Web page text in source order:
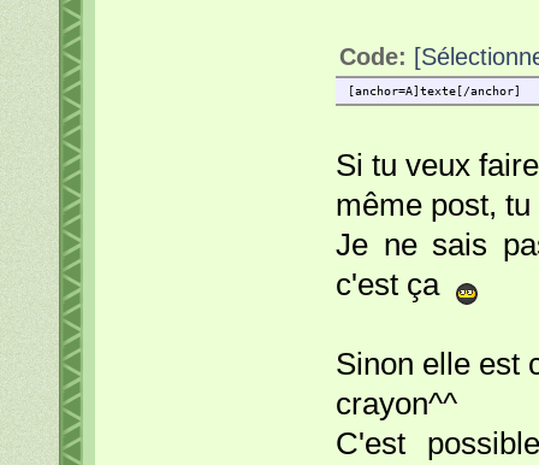
Code:
[anchor=A]texte[/anchor]
Si tu veux
même post,
Je ne sais
c'est ça
Sinon elle est
crayon^^
C'est